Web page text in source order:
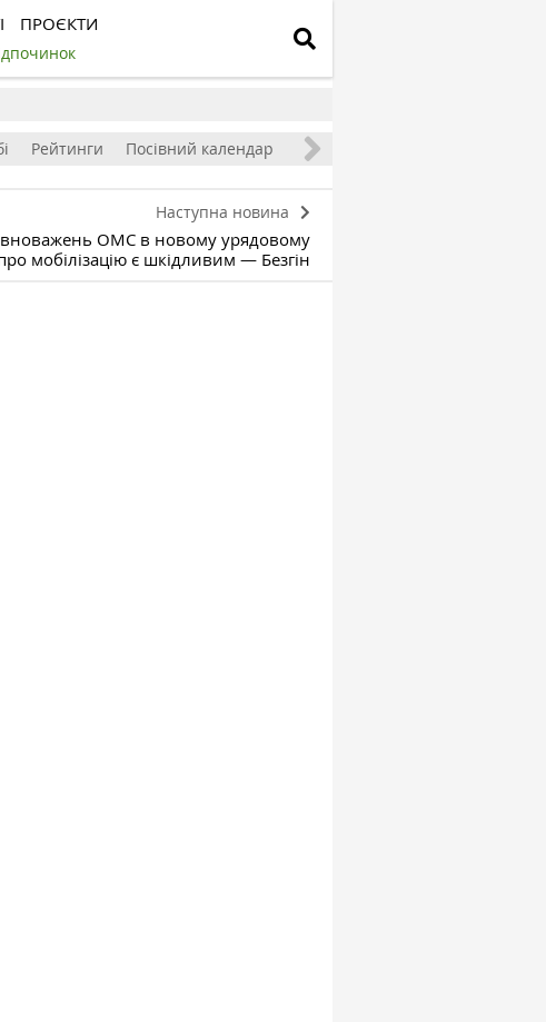
ПРОЄКТИ
Рейтинги Посівний календар
Наступна новина
ОМС в новому урядовому
мобілізацію є шкідливим — Безгін